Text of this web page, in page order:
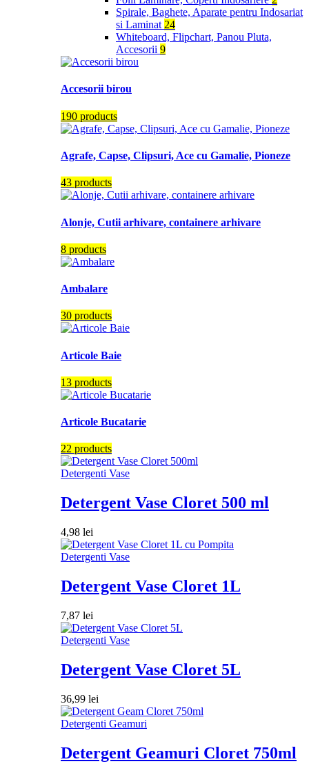
Spirale, Baghete, Aparate pentru Indosariat
si Laminat 24
Whiteboard, Flipchart, Panou Pluta,
Accesorii 9
Accesorii birou
190 products
Agrafe, Capse, Clipsuri, Ace cu Gamalie, Pioneze
43 products
Alonje, Cutii arhivare, containere arhivare
8 products
Ambalare
30 products
Articole Baie
13 products
Articole Bucatarie
22 products
Detergenti Vase
Detergent Vase Cloret 500 ml
4,98 lei
Detergenti Vase
Detergent Vase Cloret 1L
7,87 lei
Detergenti Vase
Detergent Vase Cloret 5L
36,99 lei
Detergenti Geamuri
Detergent Geamuri Cloret 750ml